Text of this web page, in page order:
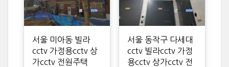
서울 미아동 빌라
cctv 가정용cctv 상
가cctv 전원주택
서울 동작구 다세대
cctv 빌라cctv 가정
용cctv 상가cctv 전